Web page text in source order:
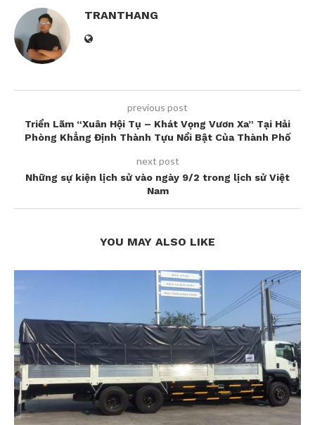
TRANTHANG
previous post
Triển Lãm “Xuân Hội Tụ – Khát Vọng Vươn Xa” Tại Hải
Phòng Khẳng Định Thành Tựu Nổi Bật Của Thành Phố
next post
Những sự kiện lịch sử vào ngày 9/2 trong lịch sử Việt
Nam
YOU MAY ALSO LIKE